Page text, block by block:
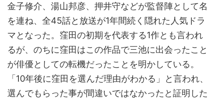
金子修介、湯山邦彦、押井守などが監督陣として名
を連ね、全45話と放送が1年間続く隠れた人気ドラ
マとなった。窪田の初期を代表する1作とも言われ
るが、のちに窪田はこの作品で三池に出会ったこと
が俳優としての転機だったことを明かしている。
「10年後に窪田を選んだ理由がわかる」と言われ、
選んでもらった事が間違いではなかったと証明した